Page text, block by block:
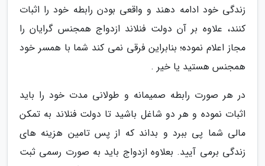
زندگی خود ادامه دهند و واقعی بودن رابطه خود را اثبات
کنند، علاوه بر آن دولت فنلاند ازدواج همجنس گرایان را
مجاز اعلام نموده؛ بنابراین فرقی نمی کند شما با همسر خود
همجنس هستید یا خیر .
در هر صورت رابطه صمیمانه و طولانی مدت خود را باید
اثبات نموده و هر دو شاغل باشید تا دولت فنلاند به تمکن
مالی شما پی ببرد و بداند که از پس تامین هزینه های
زندگی برمی آیید. بعلاوه ازدواج باید به صورت رسمی ثبت